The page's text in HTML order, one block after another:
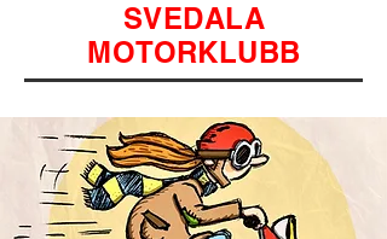
SVEDALA
MOTORKLUBB